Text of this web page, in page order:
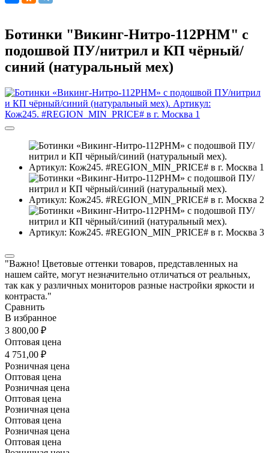
Ботинки "Викинг-Нитро-112РНМ" с
подошвой ПУ/нитрил и КП чёрный/
синий (натуральный мех)
"Важно! Цветовые оттенки товаров, представленных на
нашем сайте, могут незначительно отличаться от реальных,
так как у различных мониторов разные настройки яркости и
контраста."
Сравнить
В избранное
3 800,00 ₽
Оптовая цена
4 751,00 ₽
Розничная цена
Оптовая цена
Розничная цена
Оптовая цена
Розничная цена
Оптовая цена
Розничная цена
Оптовая цена